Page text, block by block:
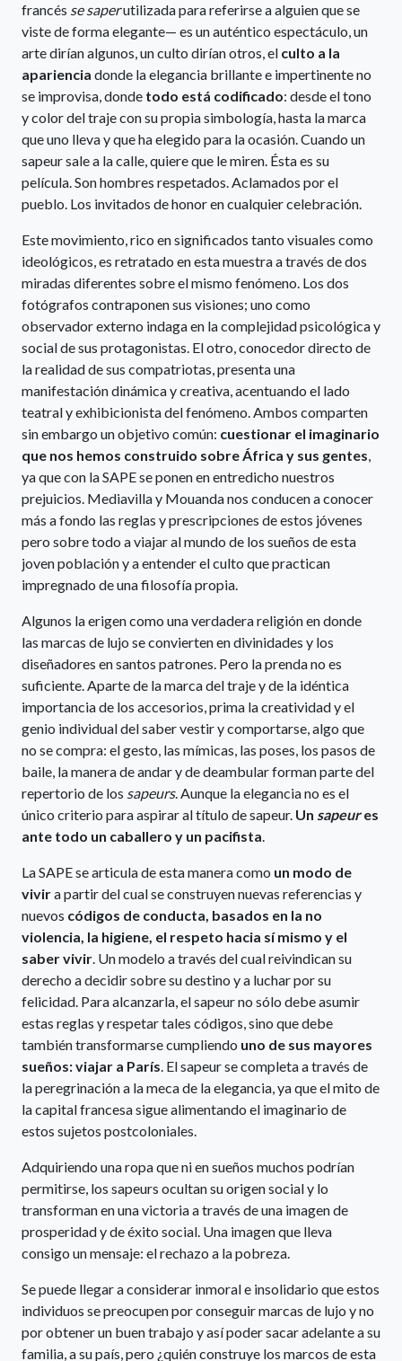
francés se saperutilizada para referirse a alguien que se
viste de forma elegante— es un auténtico espectáculo, un
arte dirían algunos, un culto dirían otros, el culto a la
apariencia donde la elegancia brillante e impertinente no
se improvisa, donde todo está codificado: desde el tono
y color del traje con su propia simbología, hasta la marca
que uno lleva y que ha elegido para la ocasión. Cuando un
sapeur sale a la calle, quiere que le miren. Ésta es su
película. Son hombres respetados. Aclamados por el
pueblo. Los invitados de honor en cualquier celebración.
Este movimiento, rico en significados tanto visuales como
ideológicos, es retratado en esta muestra a través de dos
miradas diferentes sobre el mismo fenómeno. Los dos
fotógrafos contraponen sus visiones; uno como
observador externo indaga en la complejidad psicológica y
social de sus protagonistas. El otro, conocedor directo de
la realidad de sus compatriotas, presenta una
manifestación dinámica y creativa, acentuando el lado
teatral y exhibicionista del fenómeno. Ambos comparten
sin embargo un objetivo común: cuestionar el imaginario
que nos hemos construido sobre África y sus gentes,
ya que con la SAPE se ponen en entredicho nuestros
prejuicios. Mediavilla y Mouanda nos conducen a conocer
más a fondo las reglas y prescripciones de estos jóvenes
pero sobre todo a viajar al mundo de los sueños de esta
joven población y a entender el culto que practican
impregnado de una filosofía propia.
Algunos la erigen como una verdadera religión en donde
las marcas de lujo se convierten en divinidades y los
diseñadores en santos patrones. Pero la prenda no es
suficiente. Aparte de la marca del traje y de la idéntica
importancia de los accesorios, prima la creatividad y el
genio individual del saber vestir y comportarse, algo que
no se compra: el gesto, las mímicas, las poses, los pasos de
baile, la manera de andar y de deambular forman parte del
repertorio de los sapeurs. Aunque la elegancia no es el
único criterio para aspirar al título de sapeur. Un sapeures
ante todo un caballero y un pacifista.
La SAPE se articula de esta manera como un modo de
vivira partir del cual se construyen nuevas referencias y
nuevos códigos de conducta, basados en la no
violencia, la higiene, el respeto hacia sí mismo y el
saber vivir. Un modelo a través del cual reivindican su
derecho a decidir sobre su destino y a luchar por su
felicidad. Para alcanzarla, el sapeur no sólo debe asumir
estas reglas y respetar tales códigos, sino que debe
también transformarse cumpliendo uno de sus mayores
sueños: viajar a París. El sapeur se completa a través de
la peregrinación a la meca de la elegancia, ya que el mito de
la capital francesa sigue alimentando el imaginario de
estos sujetos postcoloniales.
Adquiriendo una ropa que ni en sueños muchos podrían
permitirse, los sapeurs ocultan su origen social y lo
transforman en una victoria a través de una imagen de
prosperidad y de éxito social. Una imagen que lleva
consigo un mensaje: el rechazo a la pobreza.
Se puede llegar a considerar inmoral e insolidario que estos
individuos se preocupen por conseguir marcas de lujo y no
por obtener un buen trabajo y así poder sacar adelante a su
familia, a su país, pero ¿quién construye los marcos de esta